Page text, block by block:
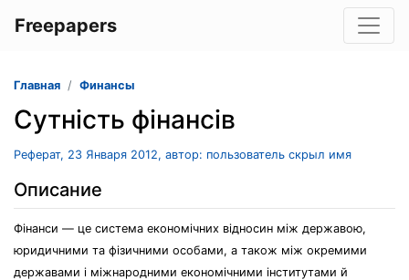
Freepapers
Главная Финансы
Сутність фінансів
Реферат, 23 Января 2012, автор: пользователь скрыл имя
Описание
Фінанси — це система економічних відносин між державою,
юридичними та фізичними особами, а також між окремими
державами і міжнародними економічними інститутами й